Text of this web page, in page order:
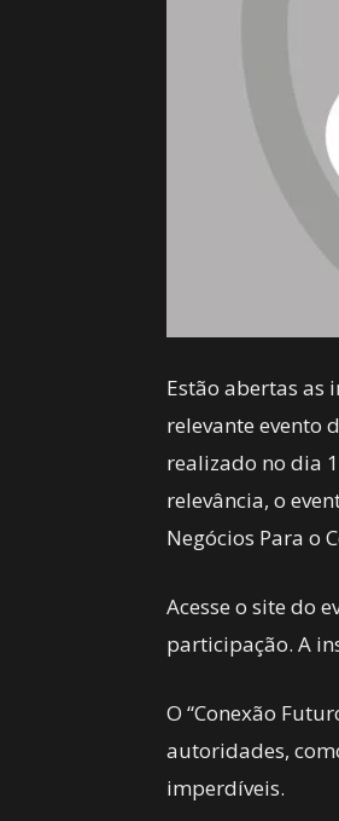
Estão abertas as
relevante evento
realizado no dia
relevância, o
Negócios Para o
Acesse o site do
participação. A
O “Conexão
autoridades,
imperdíveis.